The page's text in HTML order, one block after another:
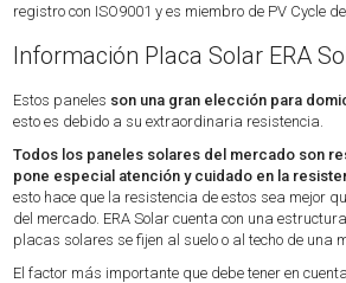
registro con ISO9001 y es miembro de PV Cycle
Información Placa Solar ERA
Estos paneles son una gran elección para
esto es debido a su extraordinaria resistencia.
Todos los paneles solares del mercado son
pone especial atención y cuidado en la
esto hace que la resistencia de estos sea mejor
del mercado. ERA Solar cuenta con una
placas solares se fijen al suelo o al techo de una
El factor más importante que debe tener en